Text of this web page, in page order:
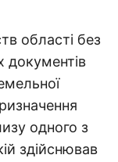
області без
одного з
здійснював